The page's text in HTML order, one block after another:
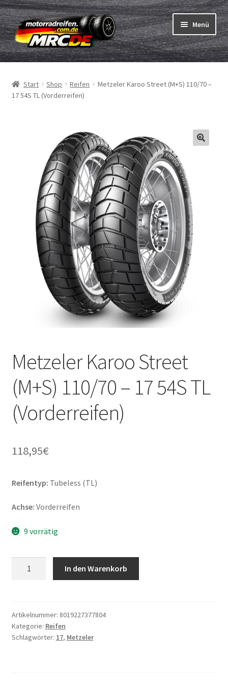
Zur
Navigation
springen
Zum
Inhalt
springen
Menü
Reifen
Schläuche
Reifentest
Marken
Kontakt
Start Shop Reifen
Metzeler Karoo Street (M+S) 110/70 –
17 54S TL (Vorderreifen)
Metzeler Karoo Street
(M+S) 110/70 – 17 54S TL
(Vorderreifen)
118,95€
Reifentyp: Tubeless (TL)
Achse: Vorderreifen
9 vorrätig
110/70
-
17
In den Warenkorb
Artikelnummer: 8019227377804
Kategorie: Reifen
Schlagwörter: 17, Metzeler